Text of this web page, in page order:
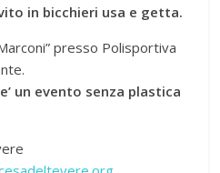
in bicchieri usa e getta.
presso Polisportiva
un evento senza plastica